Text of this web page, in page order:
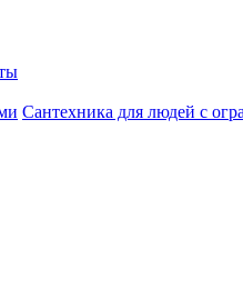
Сантехника для людей с